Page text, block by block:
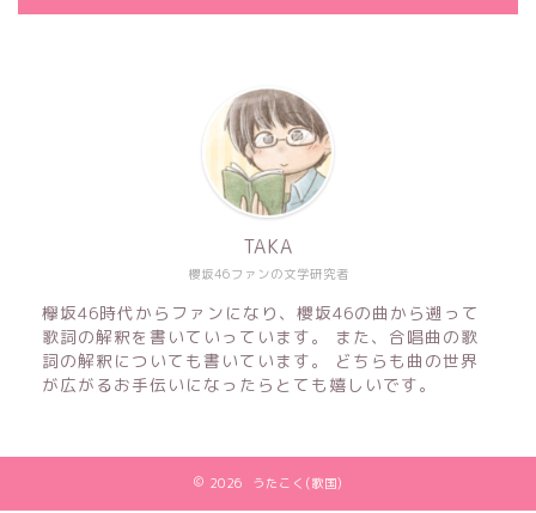
櫻坂46ファンの文学研究者
TAKA
欅坂46時代からファンになり、櫻坂46の曲から遡って
歌詞の解釈を書いていっています。 また、合唱曲の歌
詞の解釈についても書いています。 どちらも曲の世界
が広がるお手伝いになったらとても嬉しいです。
2026 うたこく(歌国)